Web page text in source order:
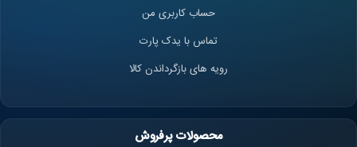
حساب کاربری من
تماس با یدک پارت
رویه های بازگرداندن کالا
محصولات پرفروش